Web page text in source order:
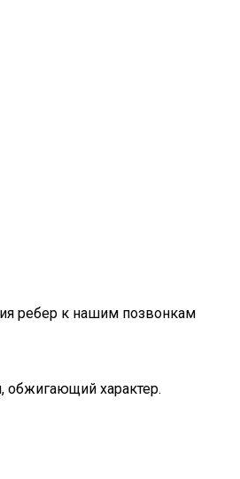
ребер к нашим позвонкам
обжигающий характер.